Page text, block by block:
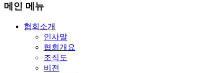
메인 메뉴
협회소개
인사말
협회개요
조직도
비전